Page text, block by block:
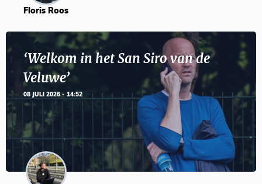
Floris Roos
‘Welkom in het San Siro van de
Veluwe’
08 JULI 2026 - 14:52